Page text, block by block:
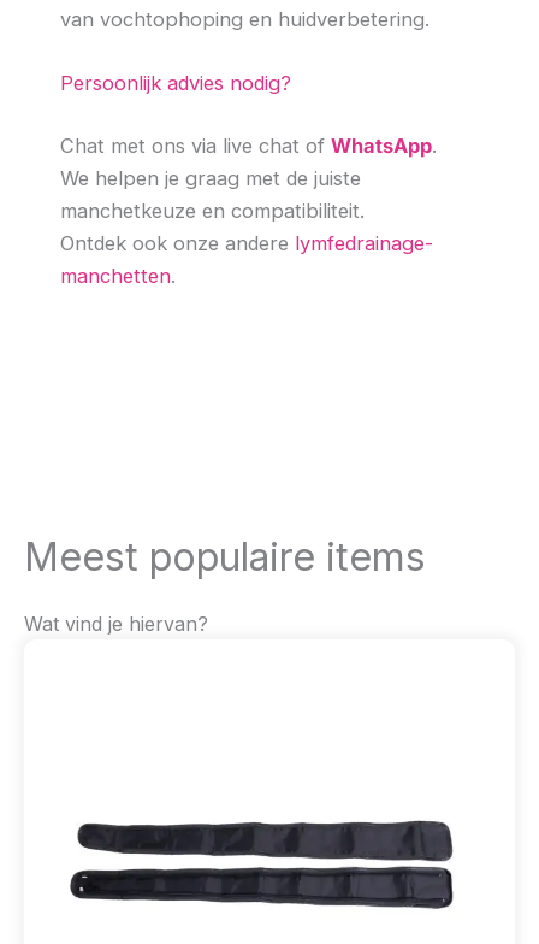
van vochtophoping en huidverbetering.
Persoonlijk advies nodig?
Chat met ons via live chat of WhatsApp.
We helpen je graag met de juiste
manchetkeuze en compatibiliteit.
Ontdek ook onze andere lymfedrainage-
manchetten.
Meest populaire items
Wat vind je hiervan?